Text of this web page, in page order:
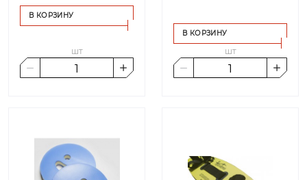
В КОРЗИНУ
шт
В КОРЗИНУ
шт